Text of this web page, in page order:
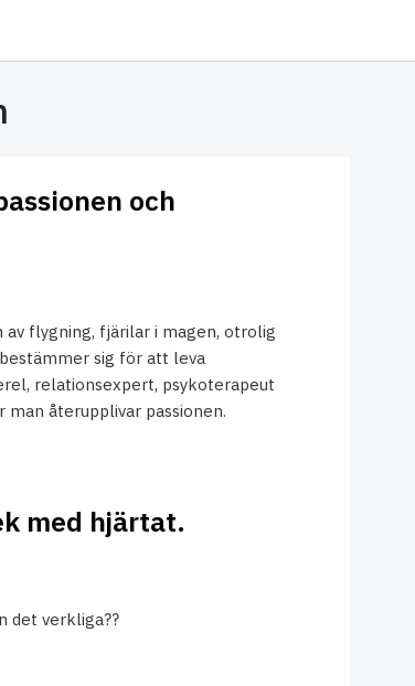
och
av flygning, fjärilar i magen, otrolig
sig för att leva
relationsexpert, psykoterapeut
återupplivar passionen.
med hjärtat.
det verkliga??